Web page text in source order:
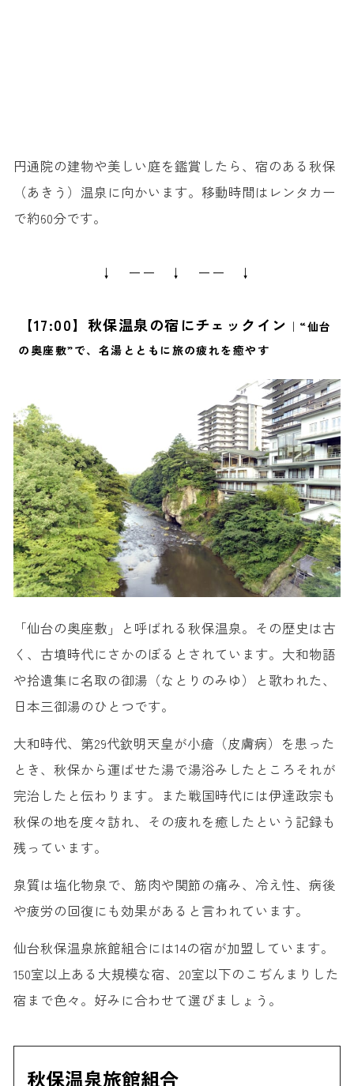
円通院の建物や美しい庭を鑑賞したら、宿のある秋保
（あきう）温泉に向かいます。移動時間はレンタカー
で約60分です。
↓ ーー ↓ ーー ↓
【17:00】秋保温泉の宿にチェックイン ｜“仙台
の奥座敷”で、名湯とともに旅の疲れを癒やす
「仙台の奥座敷」と呼ばれる秋保温泉。その歴史は古
く、古墳時代にさかのぼるとされています。大和物語
や拾遺集に名取の御湯（なとりのみゆ）と歌われた、
日本三御湯のひとつです。
大和時代、第29代欽明天皇が小瘡（皮膚病）を患った
とき、秋保から運ばせた湯で湯浴みしたところそれが
完治したと伝わります。また戦国時代には伊達政宗も
秋保の地を度々訪れ、その疲れを癒したという記録も
残っています。
泉質は塩化物泉で、筋肉や関節の痛み、冷え性、病後
や疲労の回復にも効果があると言われています。
仙台秋保温泉旅館組合には14の宿が加盟しています。
150室以上ある大規模な宿、20室以下のこぢんまりした
宿まで色々。好みに合わせて選びましょう。
秋保温泉旅館組合